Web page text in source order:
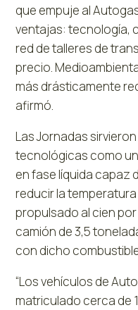
que empuje al
ventajas: tecnología,
red de talleres de
precio.
más drásticamente
afirmó.
Las Jornadas
tecnológicas como
en fase líquida capaz
reducir la
propulsado al cien
camión de 3,5
con dicho
“Los vehículos de
matriculado cerca de